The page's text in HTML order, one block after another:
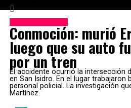
Conmoción: murió
luego que su auto
por un tren
El accidente ocurrió la intersección
en San Isidro. En el lugar trabajaron
personal policial. La investigación
Martínez.